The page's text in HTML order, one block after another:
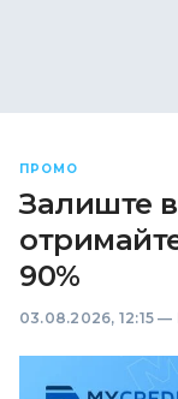
ПРОМО
Залиште
90%
03.08.2026, 12:15 —